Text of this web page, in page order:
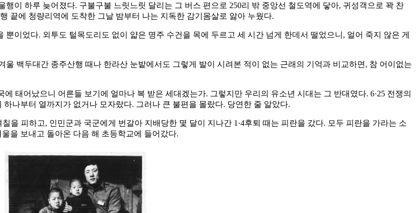
이 하루 늦어졌다. 구불구불 느릿느릿 달리는 그 버스 편으로 250리 밖 중앙선 철도역에 닿아, 귀성객으로 꽉 찬
끝에 청량리역에 도착한 그날 밤부터 나는 지독한 감기몸살로 앓아 누웠다.
이었다. 외투도 털목도리도 없이 얇은 명주 수건을 목에 두르고 세 시간 넘게 한데서 떨었으니, 얼어 죽지 않은 게
백두대간 종주산행 때나 한라산 눈밭에서도 그렇게 발이 시려본 적이 없는 근래의 기억과 비교하면, 참 어이없는
태어났으니 어른들 보기에 얼마나 복 받은 세대겠는가. 그렇지만 우리의 유소년 시대는 그 반대였다. 6·25 전쟁의
나부터 열까지가 없거나 모자랐다. 그러나 큰 불편을 몰랐다. 당연한 줄 알았다.
을 피하고, 인민군과 국군에게 번갈아 지배당한 몇 달이 지나간 1·4후퇴 때는 피란을 갔다. 모두 피란을 가라는 소
을 보내고 돌아온 다음 해 초등학교에 들어갔다.